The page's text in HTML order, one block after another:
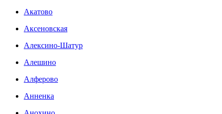
Акатово
Аксеновская
Алексино-Шатур
Алешино
Алферово
Анненка